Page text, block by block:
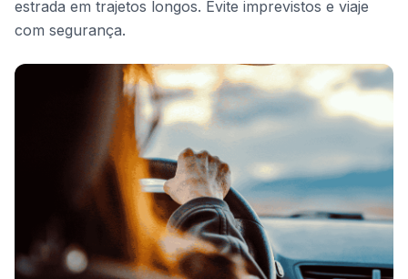
estrada em trajetos longos. Evite imprevistos e viaje
com segurança.